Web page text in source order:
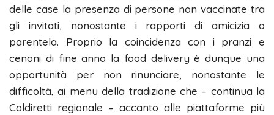
delle case la presenza di persone non vaccinate tra
gli invitati, nonostante i rapporti di amicizia o
parentela. Proprio la coincidenza con i pranzi e
cenoni di fine anno la food delivery è dunque una
opportunità per non rinunciare, nonostante le
difficoltà, ai menu della tradizione che – continua la
Coldiretti regionale – accanto alle piattaforme più